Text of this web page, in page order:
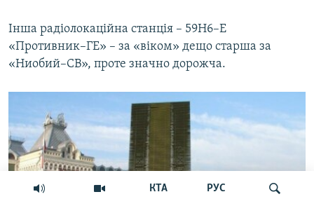
КТА РУС
Інша радіолокаційна станція – 59H6–E
«Противник–ГЕ» – за «віком» дещо старша за
«Ниобий–СВ», проте значно дорожча.